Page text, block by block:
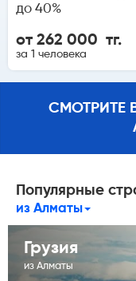
до 40%
от 262 000 тг.
за 1 человека
СМОТРИТЕ
Популярные
из Алматы
Грузия
из Алматы